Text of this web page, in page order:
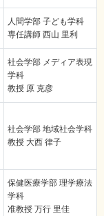
人間学部 子ども学科
専任講師 西山 里利
社会学部 メディア表現
学科
教授 原 克彦
社会学部 地域社会学科
教授 大西 律子
保健医療学部 理学療法
学科
准教授 万行 里佳